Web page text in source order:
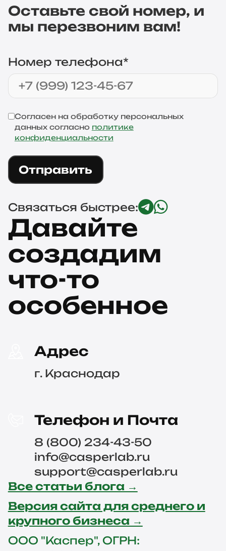
Давайте
создадим
что-то
особенное
Адрес
г. Краснодар
Телефон и Почта
8 (800) 234-43-50
info@casperlab.ru
support@casperlab.ru
Все статьи блога →
Версия сайта для среднего и
крупного бизнеса →
ООО "Каспер", ОГРН:
Оставьте свой номер, и
мы перезвоним вам!
Номер телефона*
Согласен на обработку персональных
данных согласно политике
конфиденциальности
Отправить
Связаться быстрее: